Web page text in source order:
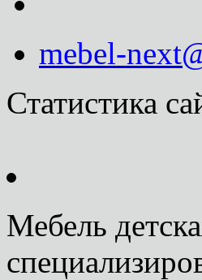
mebel-
Статистика
Мебель